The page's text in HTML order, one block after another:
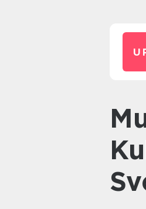
Museum Malmö: Utforska den